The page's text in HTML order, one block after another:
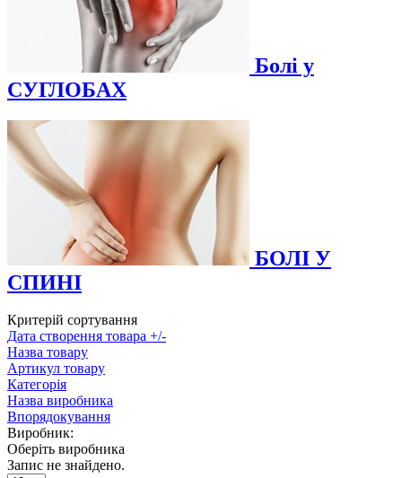
Болі у
СУГЛОБАХ
БОЛІ У
СПИНІ
Критерій сортування
Дата створення товара +/-
Назва товару
Артикул товару
Категорія
Назва виробника
Впорядокування
Виробник:
Оберіть виробника
Запис не знайдено.